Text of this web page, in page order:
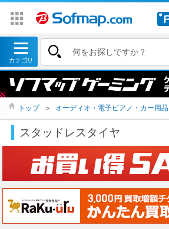
トップ ＞ オーディオ・電子ピアノ・カー用品
スタッドレスタイヤ